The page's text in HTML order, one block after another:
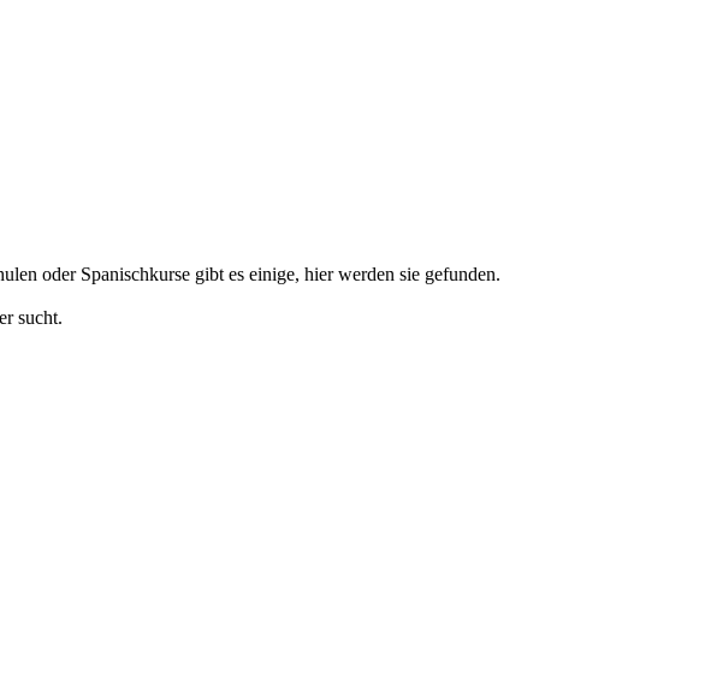
oder Spanischkurse gibt es einige, hier werden sie gefunden.
sucht.